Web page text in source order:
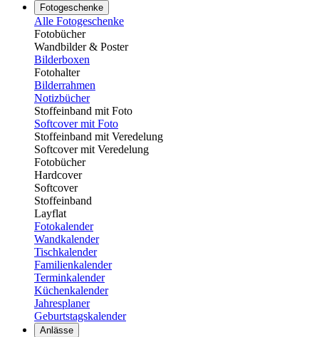
Fotogeschenke
Alle Fotogeschenke
Fotobücher
Wandbilder & Poster
Bilderboxen
Fotohalter
Bilderrahmen
Notizbücher
Stoffeinband mit Foto
Softcover mit Foto
Stoffeinband mit Veredelung
Softcover mit Veredelung
Fotobücher
Hardcover
Softcover
Stoffeinband
Layflat
Fotokalender
Wandkalender
Tischkalender
Familienkalender
Terminkalender
Küchenkalender
Jahresplaner
Geburtstagskalender
Anlässe